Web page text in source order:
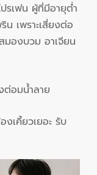
ปรเฟน ผู้ที่มีอายุต่ำ
น เพราะเสี่ยงต่อ
มองบวม อาเจียน
อมน้ำลาย
งเคี้ยวเยอะ รับ